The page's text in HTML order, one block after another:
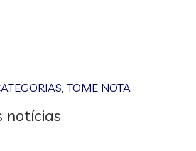
,TOME NOTA
notícias